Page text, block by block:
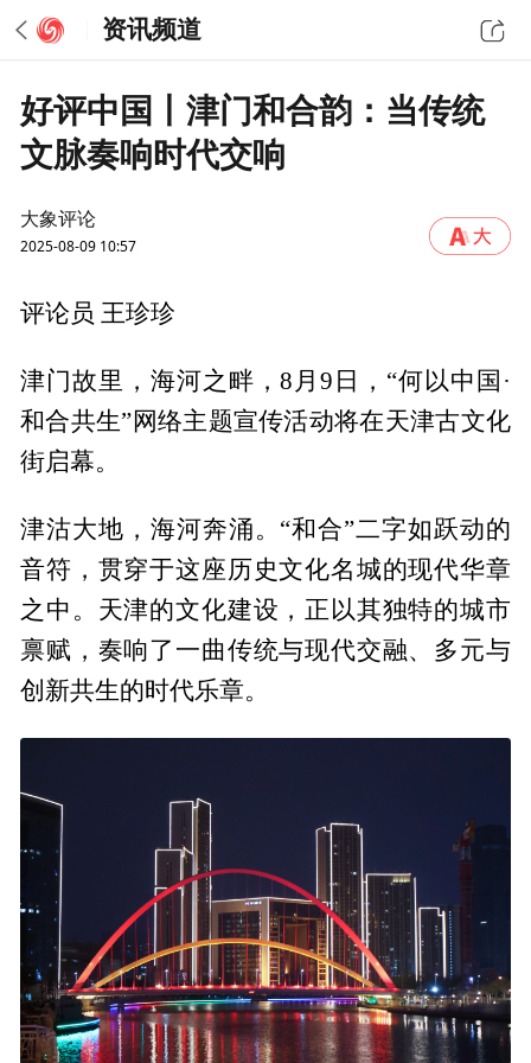
资讯频道
好评中国丨津门和合韵：当传统
文脉奏响时代交响
大象评论
2025-08-09 10:57
评论员 王珍珍
津门故里，海河之畔，8月9日，“何以中国·
和合共生”网络主题宣传活动将在天津古文化
街启幕。
津沽大地，海河奔涌。“和合”二字如跃动的
音符，贯穿于这座历史文化名城的现代华章
之中。天津的文化建设，正以其独特的城市
禀赋，奏响了一曲传统与现代交融、多元与
创新共生的时代乐章。